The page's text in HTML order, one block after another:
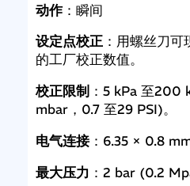
动作：瞬间
设定点校正：用螺丝刀
的工厂校正数值。
校正限制 ：5 kPa 至
mbar，0.7 至29 PSI)。
电气连接：6.35 × 0.8
最大压力 ：2 bar (0.2